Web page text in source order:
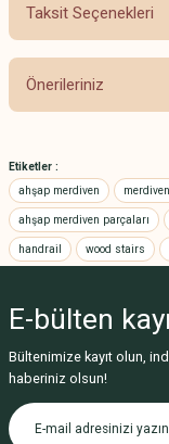
Taksit Seçenekleri
Önerileriniz
yetersiz gördüğünüz
iletebilirsiniz.
Görüş ve önerileriniz
Ürün resmi
Ürün bilgilerinde
Ürün fiyatı diğer
Bu ürüne benzer
Etiketler :
ahşap merdiven
ahşap merdiven parçaları
handrail wood stairs
E-bülten
Bültenimize kayıt olun,
haberiniz olsun!